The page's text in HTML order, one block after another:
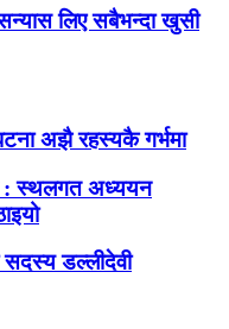
लिए सबैभन्दा खुसी
अझै रहस्यकै गर्भमा
: स्थलगत अध्ययन
सदस्य डल्लीदेवी